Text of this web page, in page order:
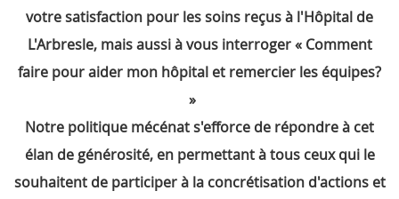
votre satisfaction pour les soins reçus à l'Hôpital de
L'Arbresle, mais aussi à vous interroger « Comment
faire pour aider mon hôpital et remercier les équipes?
»
Notre politique mécénat s'efforce de répondre à cet
élan de générosité, en permettant à tous ceux qui le
souhaitent de participer à la concrétisation d'actions et